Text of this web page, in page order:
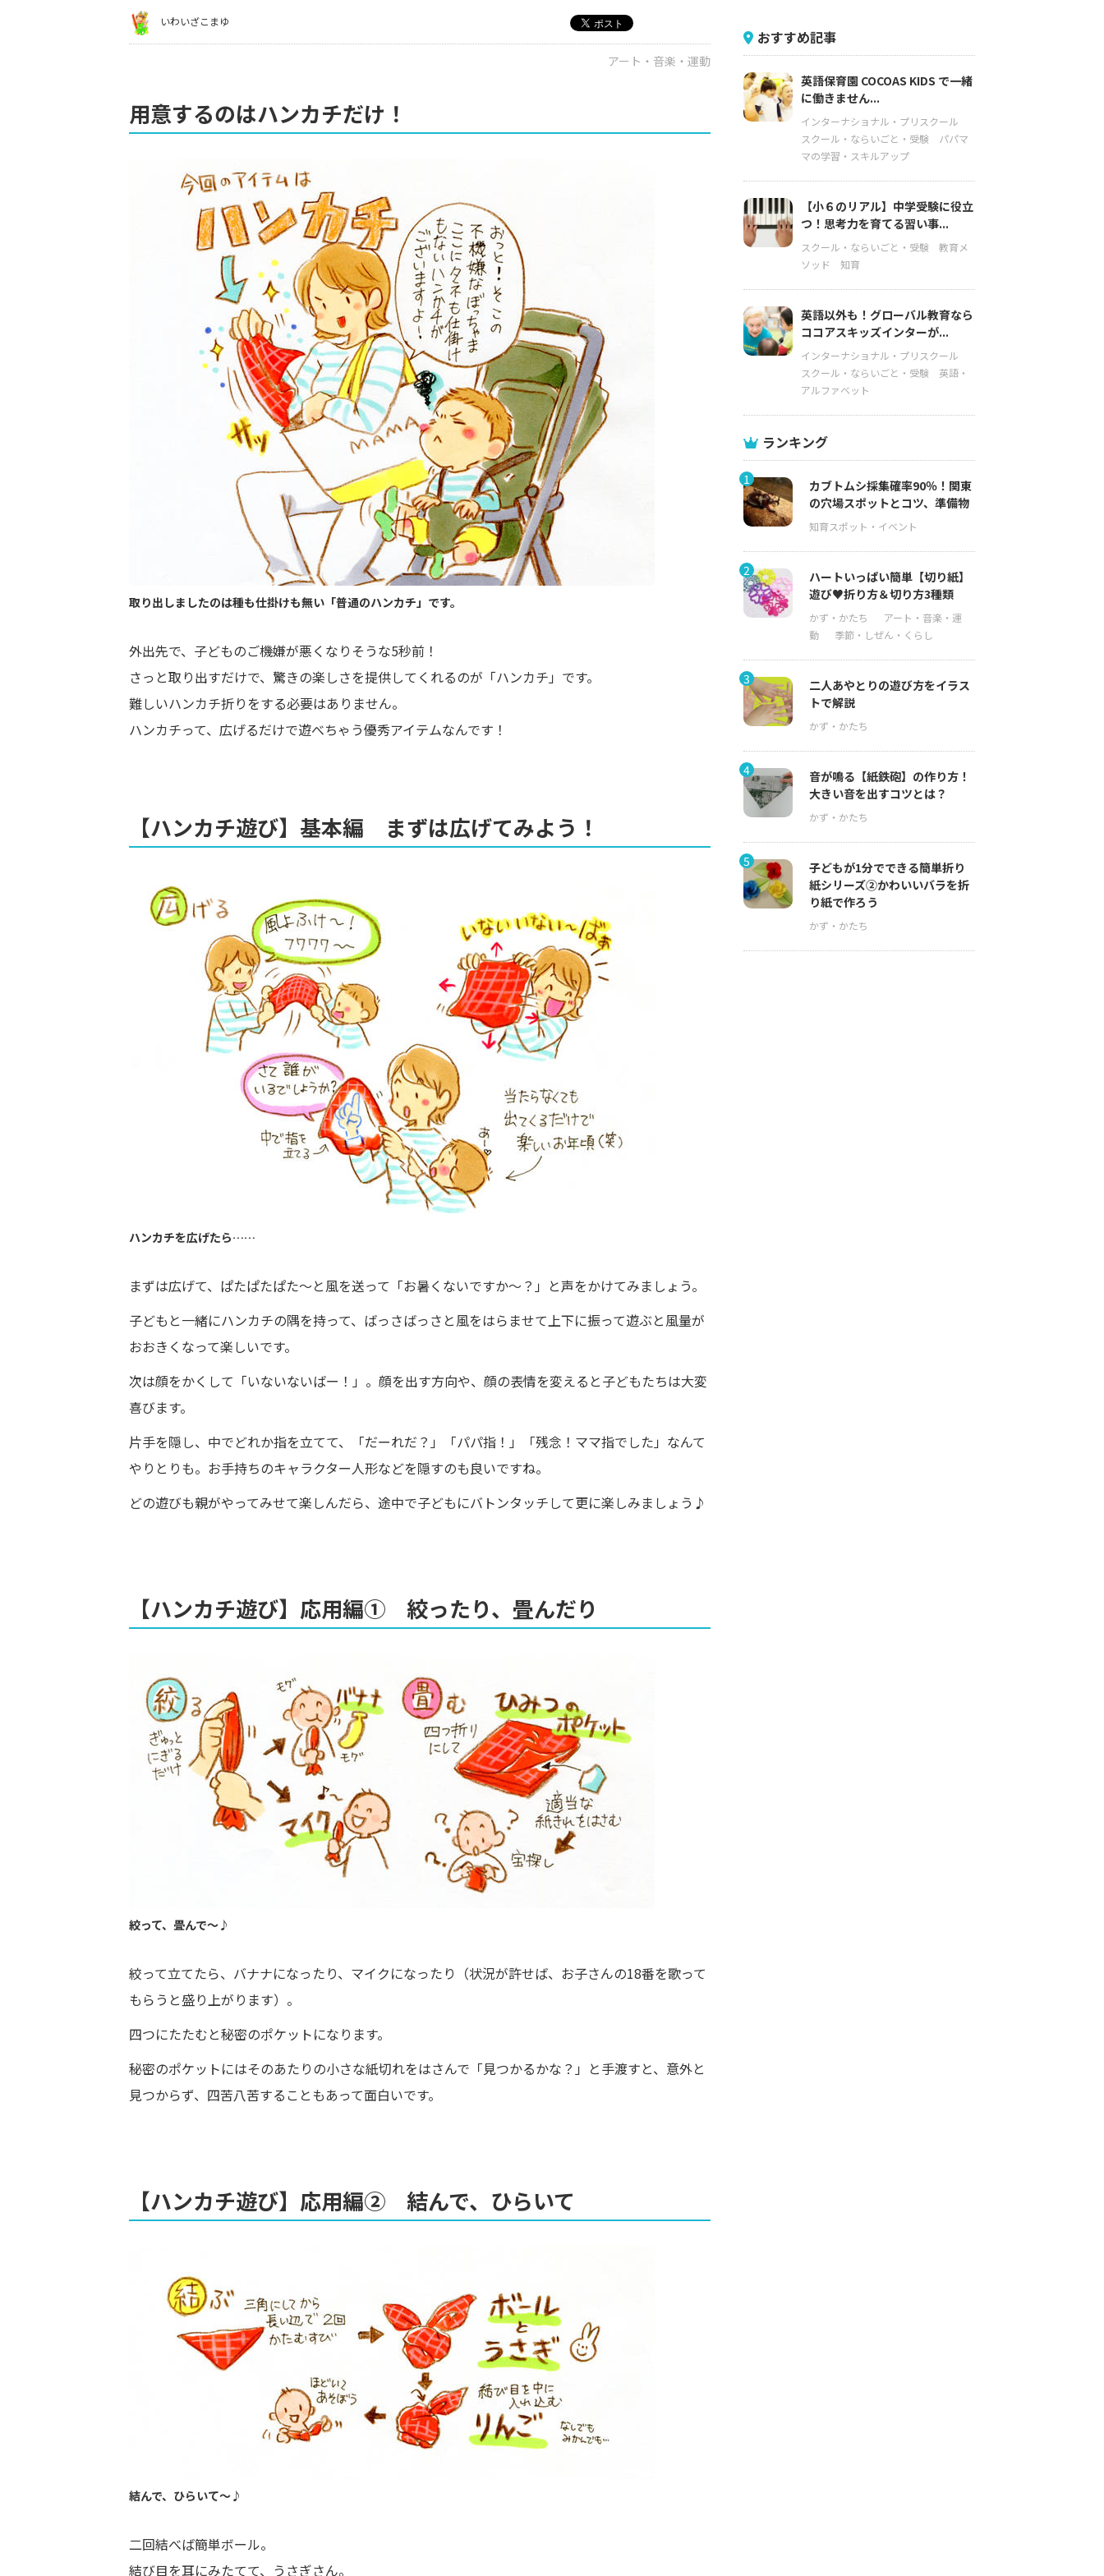
いわいざこまゆ
アート・音楽・運動
用意するのはハンカチだけ！
取り出しましたのは種も仕掛けも無い「普通のハンカチ」です。
外出先で、子どものご機嫌が悪くなりそうな5秒前！
さっと取り出すだけで、驚きの楽しさを提供してくれるのが「ハンカチ」です。
難しいハンカチ折りをする必要はありません。
ハンカチって、広げるだけで遊べちゃう優秀アイテムなんです！
【ハンカチ遊び】基本編 まずは広げてみよう！
ハンカチを広げたら……
まずは広げて、ぱたぱたぱた～と風を送って「お暑くないですか～？」と声をかけてみましょう。
子どもと一緒にハンカチの隅を持って、ばっさばっさと風をはらませて上下に振って遊ぶと風量が
おおきくなって楽しいです。
次は顔をかくして「いないないばー！」。顔を出す方向や、顔の表情を変えると子どもたちは大変
喜びます。
片手を隠し、中でどれか指を立てて、「だーれだ？」「パパ指！」「残念！ママ指でした」なんて
やりとりも。お手持ちのキャラクター人形などを隠すのも良いですね。
どの遊びも親がやってみせて楽しんだら、途中で子どもにバトンタッチして更に楽しみましょう♪
【ハンカチ遊び】応用編① 絞ったり、畳んだり
絞って、畳んで～♪
絞って立てたら、バナナになったり、マイクになったり（状況が許せば、お子さんの18番を歌って
もらうと盛り上がります）。
四つにたたむと秘密のポケットになります。
秘密のポケットにはそのあたりの小さな紙切れをはさんで「見つかるかな？」と手渡すと、意外と
見つからず、四苦八苦することもあって面白いです。
【ハンカチ遊び】応用編② 結んで、ひらいて
結んで、ひらいて～♪
二回結べば簡単ボール。
結び目を耳にみたてて、うさぎさん。
おすすめ記事
英語保育園 COCOAS KIDS で一緒
に働きません...
インターナショナル・プリスクール
スクール・ならいごと・受験
パパマ
マの学習・スキルアップ
【小６のリアル】中学受験に役立
つ！思考力を育てる習い事...
スクール・ならいごと・受験
教育メ
ソッド
知育
英語以外も！グローバル教育なら
ココアスキッズインターが...
インターナショナル・プリスクール
スクール・ならいごと・受験
英語・
アルファベット
ランキング
1
カブトムシ採集確率90％！関東
の穴場スポットとコツ、準備物
2
ハートいっぱい簡単【切り紙】
遊び♥折り方＆切り方3種類
3
二人あやとりの遊び方をイラス
トで解説
4
音が鳴る【紙鉄砲】の作り方！
大きい音を出すコツとは？
5
子どもが1分でできる簡単折り
紙シリーズ②かわいいバラを折
り紙で作ろう